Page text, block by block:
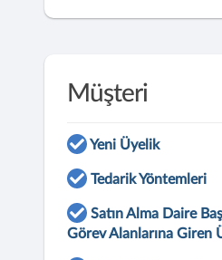
Müşteri
Yeni Üyelik
Tedarik Yöntemleri
Satın Alma Daire
Görev Alanlarına Giren